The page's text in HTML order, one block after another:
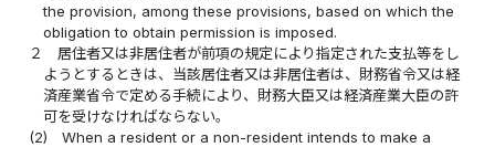
the provision, among these provisions, based on which the
obligation to obtain permission is imposed.
２
居住者又は非居住者が前項の規定により指定された支払等をし
ようとするときは、当該居住者又は非居住者は、財務省令又は経
済産業省令で定める手続により、財務大臣又は経済産業大臣の許
可を受けなければならない。
(2)
When a resident or a non-resident intends to make a